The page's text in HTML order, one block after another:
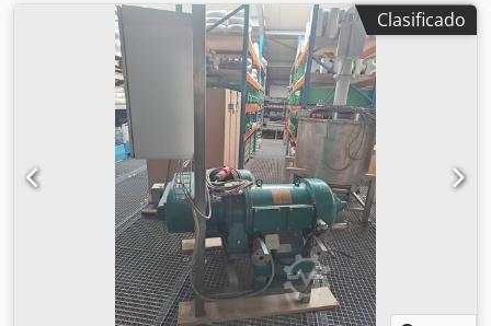
90 %, se reducen los costes de eliminación y se
reintroduce el material en el ciclo de materiales
reciclables. Datos técnicos: Dimensiones del compactador
de film: 1000 mm de altura x 450 mm de anchura x 420
mm de profundidad Peso del compactador de film: 5,5 kg
Color del compactador de film: RAL 9006 plateado Volumen
de la bolsa para film: 240 litros Peso máximo de llenado de
la bolsa para film: hasta 15 kg Ventajas: ✔ Recogida
sencilla de films de embalaje ✔ Espacios de trabajo
limpios y seguros ✔ El anillo de retención evita la
expansión del material del film ✔ Utilización óptima de las
bolsas para film ✔ Reduce la frecuencia de recogida de
residuos y, por lo tanto, los costes de eliminación ✔
Producto de calidad "Fabricado en Alemania" Adecuado
Clasificado